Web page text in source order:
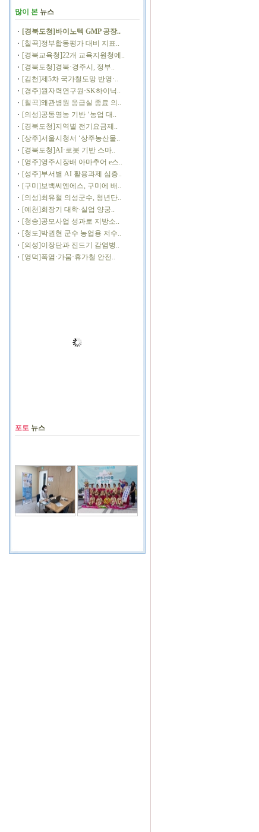
많이 본 뉴스
[경북도청]바이노텍 GMP 공장..
[칠곡]정부합동평가 대비 지표..
[경북교육청]22개 교육지원청에..
[경북도청]경북·경주시, 정부..
[김천]제5차 국가철도망 반영·..
[경주]원자력연구원·SK하이닉..
[칠곡]왜관병원 응급실 종료 의..
[의성]공동영농 기반 ‘농업 대..
[경북도청]지역별 전기요금제..
[상주]서울시청서 ‘상주농산물..
[경북도청]AI·로봇 기반 스마..
[영주]영주시장배 아마추어 e스..
[성주]부서별 AI 활용과제 심층..
[구미]보백씨엔에스, 구미에 배..
[의성]최유철 의성군수, 청년단..
[예천]회장기 대학·실업 양궁..
[청송]공모사업 성과로 지방소..
[청도]박권현 군수 농업용 저수..
[의성]이장단과 진드기 감염병..
[영덕]폭염·가뭄·휴가철 안전..
포토 뉴스